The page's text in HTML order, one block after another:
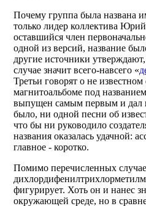
Почему группа была названа
только лидер коллектива
оставшийся член
одной из версий, название
другие источники
случае значит всего-навсего «
Третьи говорят о не
магнитоальбоме под
выпущен самым первым и дал
было, ни одной песни об
что бы ни руководило
названия оказалась удачной:
главное - коротко.
Помимо перечисленных
фигурирует. Хоть он и нанес
окружающей среде, но в